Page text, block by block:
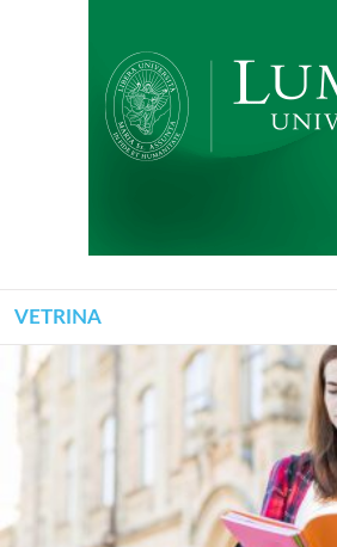
VETRINA